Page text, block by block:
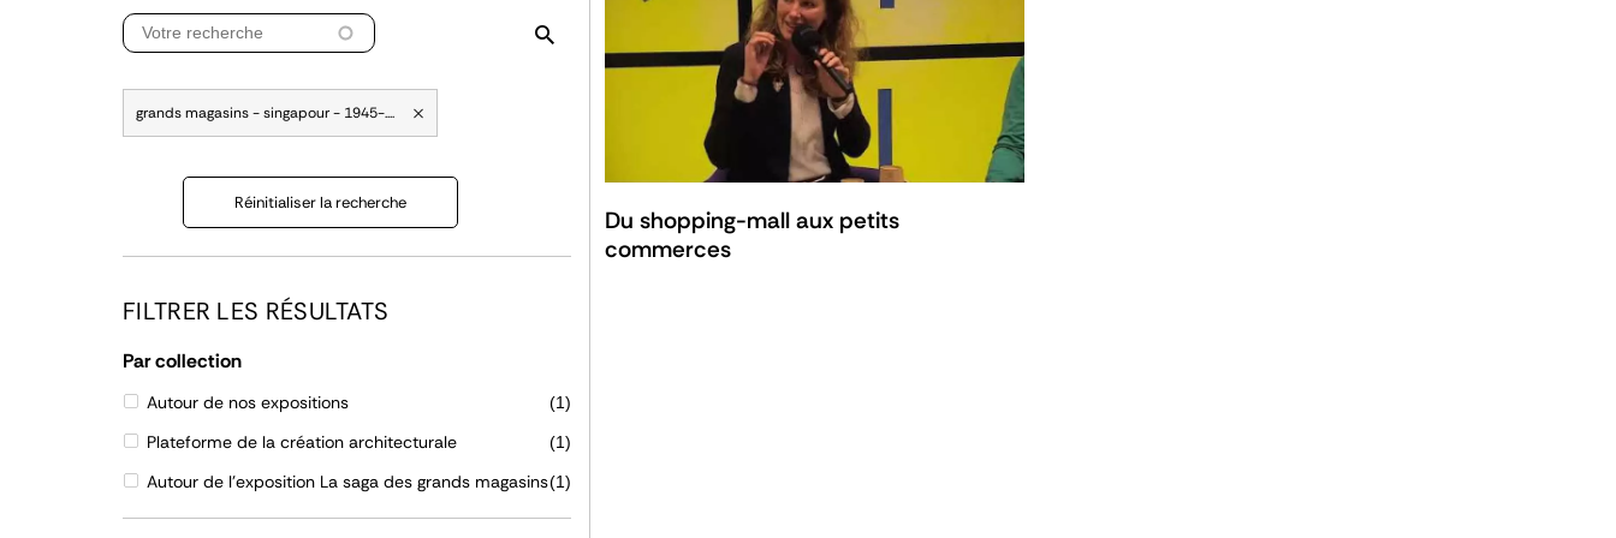
grands magasins - singapour - 1945-....
Réinitialiser la recherche
FILTRER LES RÉSULTATS
Par collection
Autour de nos expositions (1)
Plateforme de la création architecturale (1)
Autour de l'exposition La saga des grands magasins(1)
Du shopping-mall aux petits
commerces